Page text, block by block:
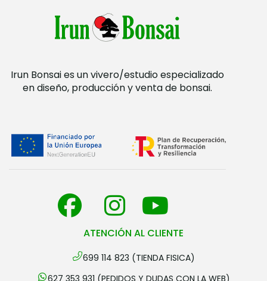
Irun Bonsai es un vivero/estudio especializado
en diseño, producción y venta de bonsai.
ATENCIÓN AL CLIENTE
699 114 823 (TIENDA FISICA)